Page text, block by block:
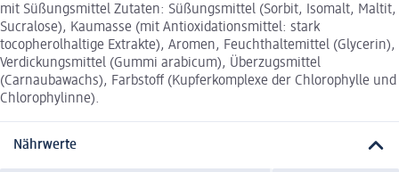
mit Süßungsmittel Zutaten: Süßungsmittel (Sorbit, Isomalt, Maltit,
Sucralose), Kaumasse (mit Antioxidationsmittel: stark
tocopherolhaltige Extrakte), Aromen, Feuchthaltemittel (Glycerin),
Verdickungsmittel (Gummi arabicum), Überzugsmittel
(Carnaubawachs), Farbstoff (Kupferkomplexe der Chlorophylle und
Chlorophylinne).
Nährwerte